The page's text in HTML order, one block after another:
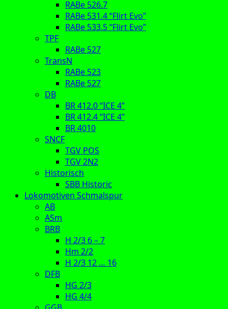
RABe 526.7
RABe 531.4 “Flirt Evo”
RABe 533.5 “Flirt Evo”
TPF
RABe 527
TransN
RABe 523
RABe 527
DB
BR 412.0 “ICE 4”
BR 412.4 “ICE 4”
BR 4010
SNCF
TGV POS
TGV 2N2
Historisch
SBB Historic
Lokomotiven Schmalspur
AB
ASm
BRB
H 2/3 6 – 7
Hm 2/2
H 2/3 12 … 16
DFB
HG 2/3
HG 4/4